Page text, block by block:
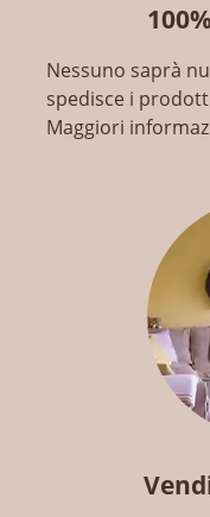
Nessuno saprà
spedisce i
Maggiori